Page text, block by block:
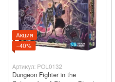
Акция
−40%
Артикул: POL0132
Dungeon Fighter in the